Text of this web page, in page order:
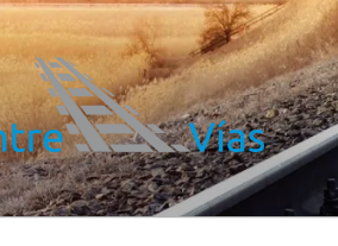
VÍAS
ferroviaria